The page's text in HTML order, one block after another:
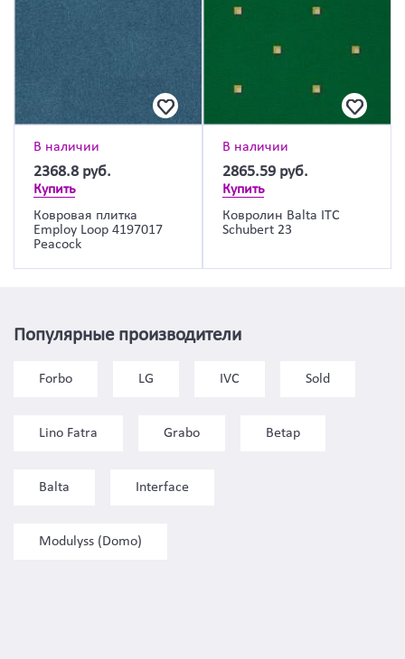
В наличии
2368.8 руб.
Купить
Ковровая плитка
Employ Loop 4197017
Peacock
В наличии
2865.59 руб.
Купить
Ковролин Balta ITC
Schubert 23
Популярные производители
Forbo LG IVC Sold
Lino Fatra Grabo Betap
Balta Interface
Modulyss (Domo)